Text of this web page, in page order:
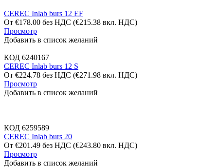
CEREC Inlab burs 12 EF
От €178.00 без НДС (€215.38 вкл. НДС)
Просмотр
Добавить в список желаний
КОД 6240167
CEREC Inlab burs 12 S
От €224.78 без НДС (€271.98 вкл. НДС)
Просмотр
Добавить в список желаний
КОД 6259589
CEREC Inlab burs 20
От €201.49 без НДС (€243.80 вкл. НДС)
Просмотр
Добавить в список желаний